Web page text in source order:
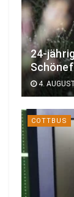
24-
4.
COTTBUS